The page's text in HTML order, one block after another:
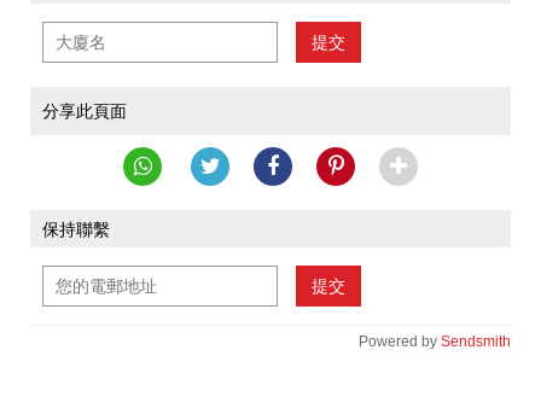
提交
分享此頁面
保持聯繫
提交
Powered by Sendsmith